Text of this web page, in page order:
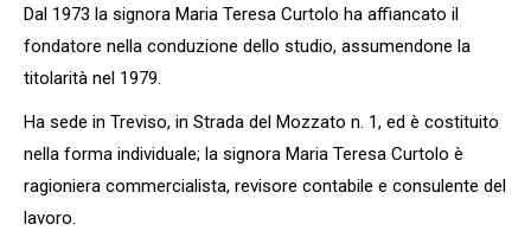
Dal 1973 la signora Maria Teresa Curtolo ha affiancato il
fondatore nella conduzione dello studio, assumendone la
titolarità nel 1979.
Ha sede in Treviso, in Strada del Mozzato n. 1, ed è costituito
nella forma individuale; la signora Maria Teresa Curtolo è
ragioniera commercialista, revisore contabile e consulente del
lavoro.